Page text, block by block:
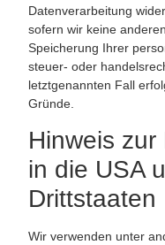
Datenverarbeitung
sofern wir keine
Speicherung Ihrer
steuer- oder
letztgenannten Fall
Gründe.
Hinweis
in die USA
Drittstaaten
Wir verwenden unter